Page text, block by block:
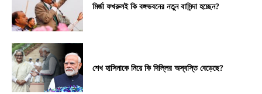
মির্জা ফখরুলই কি বঙ্গভবনের নতুন বাসিন্দা হচ্ছেন?
শেখ হাসিনাকে নিয়ে কি দিল্লির অস্বস্তি বেড়েছে?